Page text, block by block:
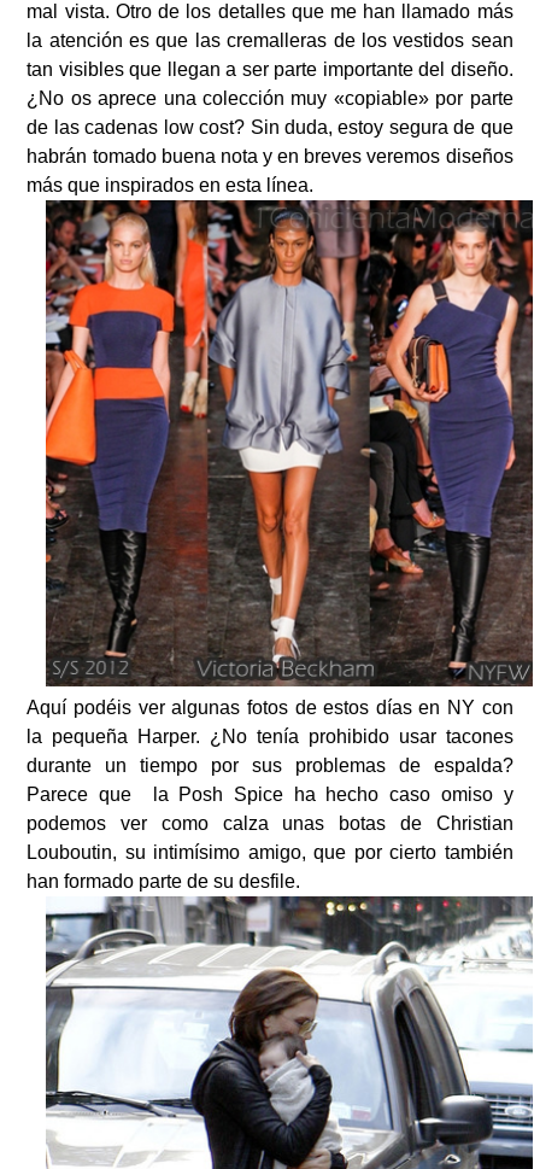
mal vista. Otro de los detalles que me han llamado más
la atención es que las cremalleras de los vestidos sean
tan visibles que llegan a ser parte importante del diseño.
¿No os aprece una colección muy «copiable» por parte
de las cadenas low cost? Sin duda, estoy segura de que
habrán tomado buena nota y en breves veremos diseños
más que inspirados en esta línea.
Aquí podéis ver algunas fotos de estos días en NY con
la pequeña Harper. ¿No tenía prohibido usar tacones
durante un tiempo por sus problemas de espalda?
Parece que la Posh Spice ha hecho caso omiso y
podemos ver como calza unas botas de Christian
Louboutin, su intimísimo amigo, que por cierto también
han formado parte de su desfile.